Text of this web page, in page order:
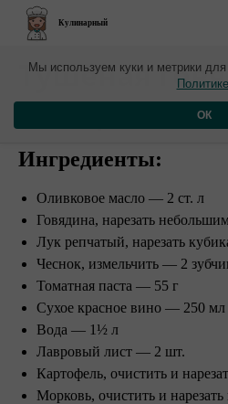
Кулинарный
Тушёная
овощами
Ингредиенты:⠀
Оливковое масло — 2 ст. л
Говядина, нарезать
Лук репчатый, нарезать
Чеснок, измельчить — 2
Томатная паста — 55 г
Сухое красное вино — 250 мл
Вода — 1½ л
Лавровый лист — 2 шт.
Картофель, очистить и
Морковь, очистить и
Мы используем куки и метрики
Политике
ОК